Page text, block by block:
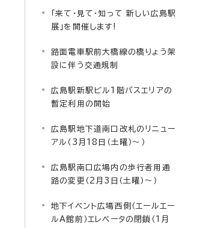
「来て・見て・知って 新しい広島駅
展」を開催します!
路面電車駅前大橋線の橋りょう架
設に伴う交通規制
広島駅新駅ビル1階バスエリアの
暫定利用の開始
広島駅地下道南口改札のリニュー
アル（3月18日（土曜）～）
広島駅南口広場内の歩行者用通
路の変更（2月3日（土曜）～）
地下イベント広場西側（エールエー
ルA館前）エレベータの閉鎖（1月